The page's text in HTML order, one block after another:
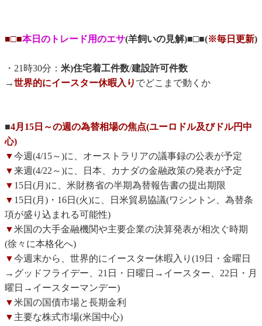
■□■本日のトレード用のエサ(羊飼いの見解)■□■(※毎日更新)
・21時30分： 米)住宅着工件数/建設許可件数
→世界的にイースター休暇入り でどこまで動くか
■4月15日～の週の為替相場の焦点(ユーロドル及びドル円中
心)
▼今週(4/15～)に、オーストラリアの議事録の公表が予定
▼来週(4/22～)に、日本、カナダの金融政策の発表が予定
▼ 15日(月)に、米財務省の半期為替報告書の提出期限
▼ 15日(月)・16日(火)に、日米貿易協議(ワシントン、為替条
項が盛り込まれる可能性)
▼米国の大手金融機関や主要企業の決算発表が相次ぐ時期
(徐々に本格化へ)
▼今週末から、世界的にイースター休暇入り(19日・金曜日
→グッドフライデー、21日・日曜日→イースター、22日・月
曜日→イースターマンデー)
▼米国の国債市場と長期金利
▼ 主要な株式市場(米国中心)